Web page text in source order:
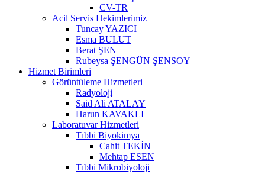
CV-TR
Acil Servis Hekimlerimiz
Tuncay YAZICI
Esma BULUT
Berat ŞEN
Rubeysa ŞENGÜN ŞENSOY
Hizmet Birimleri
Görüntüleme Hizmetleri
Radyoloji
Said Ali ATALAY
Harun KAVAKLI
Laboratuvar Hizmetleri
Tıbbi Biyokimya
Cahit TEKİN
Mehtap ESEN
Tıbbi Mikrobiyoloji